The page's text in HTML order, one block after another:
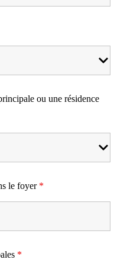
ou une résidence
le foyer *
*